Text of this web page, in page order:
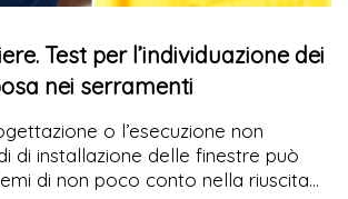
Test per l’individuazione dei
nei serramenti
o l’esecuzione non
di installazione delle finestre può
di non poco conto nella riuscita